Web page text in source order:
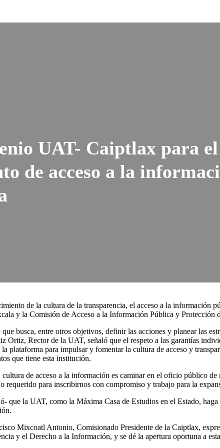
UAT- Caiptlax para el
de acceso a la
de la cultura de la transparencia, el acceso a la información
y la Comisión de Acceso a la Información Pública y Protección
busca, entre otros objetivos, definir las acciones y planear las
Ortiz, Rector de la UAT, señaló que el respeto a las garantías
plataforma para impulsar y fomentar la cultura de acceso y
que tiene esta institución.
de acceso a la información es caminar en el oficio público
requerido para inscribirnos con compromiso y trabajo para la
que la UAT, como la Máxima Casa de Estudios en el Estado,
Mixcoatl Antonio, Comisionado Presidente de la Caiptlax,
y el Derecho a la Información, y se dé la apertura oportuna a